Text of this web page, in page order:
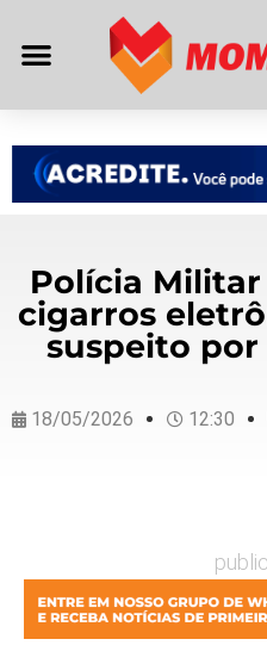
Polícia
cigarros
suspeito
18/05/2026 12:30